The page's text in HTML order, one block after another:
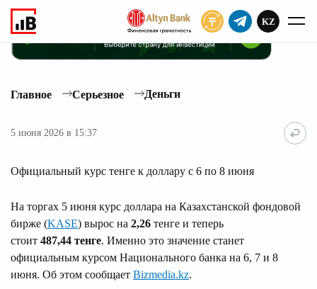
KZ
Главное Серьезное Деньги
5 июня 2026 в 15:37
Официальный курс тенге к доллару с 6 по 8 июня
На торгах 5 июня курс доллара на Казахстанской фондовой
бирже (KASE) вырос на 2,26 тенге и теперь
стоит 487,44 тенге. Именно это значение станет
официальным курсом Национального банка на 6, 7 и 8
июня. Об этом сообщает Bizmedia.kz.